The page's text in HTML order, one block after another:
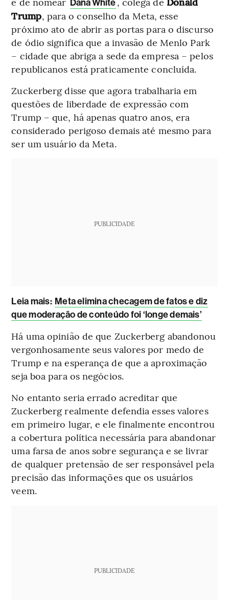
Dana White
Trump, para o conselho da Meta, esse
próximo ato de abrir as portas para o discurso
de ódio significa que a invasão de Menlo Park
– cidade que abriga a sede da empresa – pelos
republicanos está praticamente concluída.
Zuckerberg disse que agora trabalharia em
questões de liberdade de expressão com
Trump – que, há apenas quatro anos, era
considerado perigoso demais até mesmo para
ser um usuário da Meta.
PUBLICIDADE
Leia mais: Meta elimina checagem de fatos e diz
que moderação de conteúdo foi ‘longe demais’
Há uma opinião de que Zuckerberg abandonou
vergonhosamente seus valores por medo de
Trump e na esperança de que a aproximação
seja boa para os negócios.
No entanto seria errado acreditar que
Zuckerberg realmente defendia esses valores
em primeiro lugar, e ele finalmente encontrou
a cobertura política necessária para abandonar
uma farsa de anos sobre segurança e se livrar
de qualquer pretensão de ser responsável pela
precisão das informações que os usuários
veem.
PUBLICIDADE